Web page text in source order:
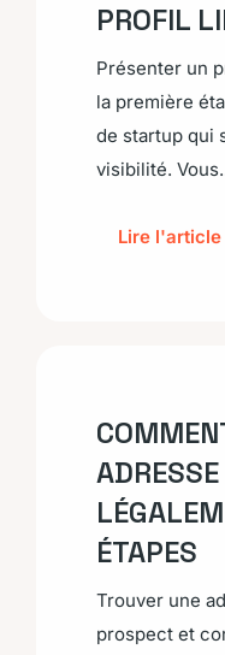
PROFIL
Présenter un
la première
de startup qui
visibilité.
Lire l'article
ÉTAPES
Trouver une
prospect et